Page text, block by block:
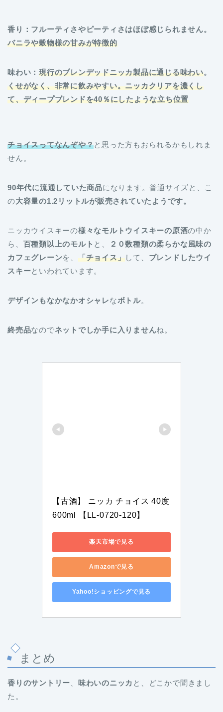
香り：フルーティさやピーティさはほぼ感じられません。
バニラや穀物様の甘みが特徴的
味わい：現行のブレンデッドニッカ製品に通じる味わい。
くせがなく、非常に飲みやすい。ニッカクリアを濃くし
て、ディープブレンドを40％にしたような立ち位置
チョイスってなんぞや？と思った方もおられるかもしれま
せん。
90年代に流通していた商品になります。普通サイズと、こ
の大容量の1.2リットルが販売されていたようです。
ニッカウイスキーの様々なモルトウイスキーの原酒の中か
ら、 百種類以上のモルト と、
２０数種類の柔らかな風味の
カフェグレーンを、 「チョイス」して、 ブレンドしたウイ
スキーといわれています。
デザインもなかなかオシャレなボトル。
終売品なのでネットでしか手に入りませんね。
【古酒】 ニッカ チョイス 40度
600ml 【LL-0720-120】
楽天市場で見る
Amazonで見る
Yahoo!ショッピングで見る
まとめ
香りのサントリー 味わいのニッカ と、どこかで聞きまし
た。